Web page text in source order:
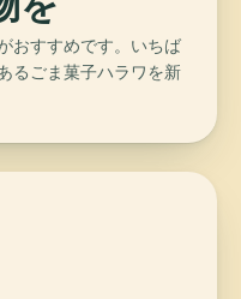
おすすめです。いちば
るごま菓子ハラワを新